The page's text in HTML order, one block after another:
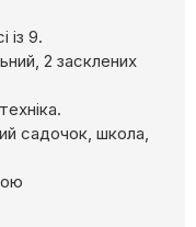
із 9.
2 засклених
садочок, школа,